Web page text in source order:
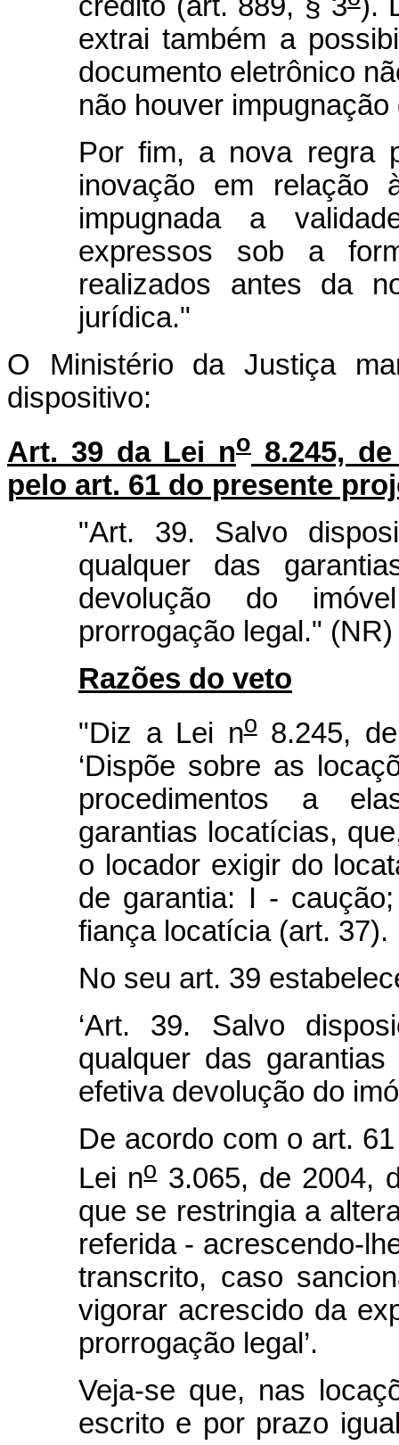
extrai também a
documento eletrônico
não houver
Por fim, a nova regra
inovação em relação
impugnada a
expressos sob a
realizados antes da
jurídica."
O Ministério da Justiça
dispositivo:
Art. 39 da Lei no 8.245,
pelo art. 61 do presente
"Art. 39. Salvo
qualquer das
devolução do
prorrogação legal." (NR)
Razões do veto
"Diz a Lei no8.245,
‘Dispõe sobre as
procedimentos a
garantias locatícias,
o locador exigir do
de garantia: I -
fiança locatícia (art. 37).
No seu art. 39
‘Art. 39. Salvo
qualquer das
efetiva devolução do
De acordo com o art.
Lei no3.065, de 2004,
que se restringia a
referida - acrescendo-
transcrito, caso
vigorar acrescido da
prorrogação legal’.
Veja-se que, nas
escrito e por prazo